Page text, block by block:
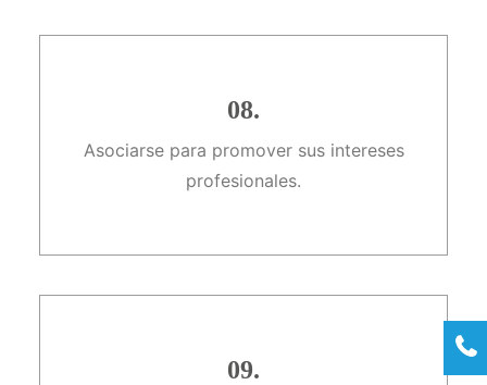
08.
Asociarse para promover sus intereses
profesionales.
09.